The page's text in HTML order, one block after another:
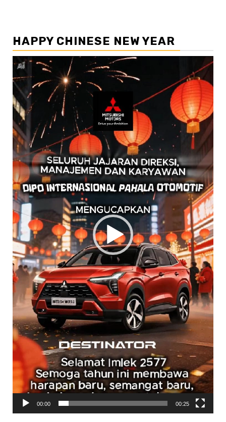
HAPPY CHINESE NEW YEAR
Pemutar
00:00 00:25